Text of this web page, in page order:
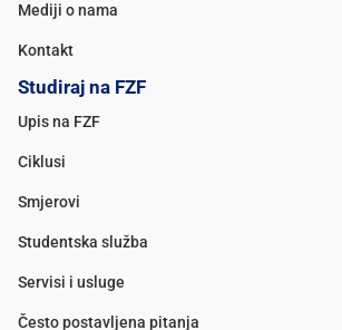
Mediji o nama
Kontakt
Studiraj na FZF
Upis na FZF
Ciklusi
Smjerovi
Studentska služba
Servisi i usluge
Često postavljena pitanja